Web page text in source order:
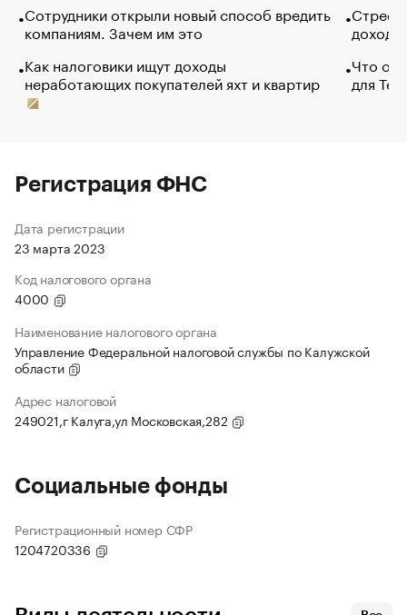
Сотрудники открыли новый способ вредить
компаниям. Зачем им это
Как налоговики ищут доходы
неработающих покупателей яхт и квартир
Что
для
Регистрация ФНС
Дата регистрации
23 марта 2023
Код налогового органа
4000
Наименование налогового органа
Управление Федеральной налоговой службы по Калужской
области
Адрес налоговой
249021,г Калуга,ул Московская,282
Социальные фонды
Регистрационный номер СФР
1204720336